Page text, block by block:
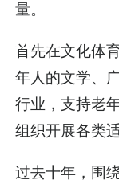
量。
首先在文化体
年人的文学、
行业，支持老
组织开展各类
过去十年，围